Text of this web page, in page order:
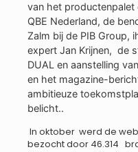
van het
QBE Nederland, de
Zalm bij de PIB Group,
expert Jan Krijnen, de
DUAL en aanstelling
en het magazine-
ambitieuze
belicht..
In oktober werd de
bezocht door 46.314